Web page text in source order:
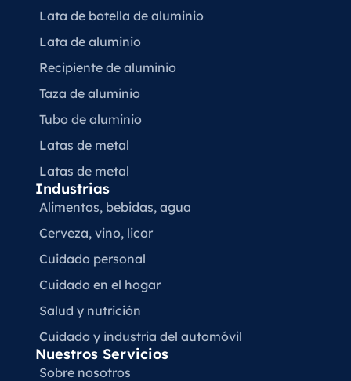
Lata de botella de aluminio
Lata de aluminio
Recipiente de aluminio
Taza de aluminio
Tubo de aluminio
Latas de metal
Latas de metal
Industrias
Alimentos, bebidas, agua
Cerveza, vino, licor
Cuidado personal
Cuidado en el hogar
Salud y nutrición
Cuidado y industria del automóvil
Nuestros Servicios
Sobre nosotros